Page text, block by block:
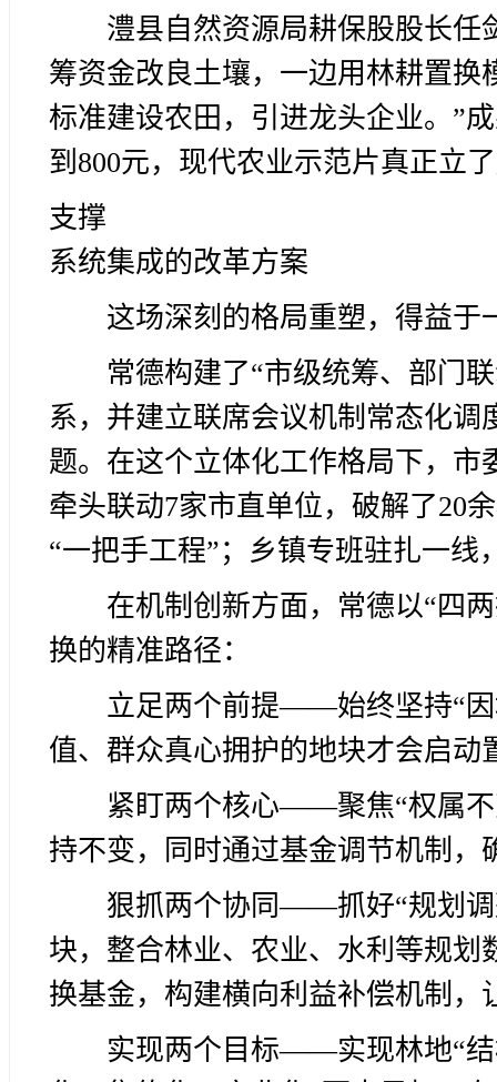
澧县自然资源局耕保股股长任
筹资金改良土壤，一边用林耕置换
标准建设农田，引进龙头企业。”
到800元，现代农业示范片真正立
支撑
系统集成的改革方案
这场深刻的格局重塑，得益于
常德构建了“市级统筹、部门
系，并建立联席会议机制常态化
题。在这个立体化工作格局下，
牵头联动7家市直单位，破解了20
“一把手工程”；乡镇专班驻扎一
在机制创新方面，常德以“四
换的精准路径：
立足两个前提——始终坚持“因
值、群众真心拥护的地块才会启动
紧盯两个核心——聚焦“权属不
持不变，同时通过基金调节机制
狠抓两个协同——抓好“规划调
块，整合林业、农业、水利等规划
换基金，构建横向利益补偿机制
实现两个目标——实现林地“结